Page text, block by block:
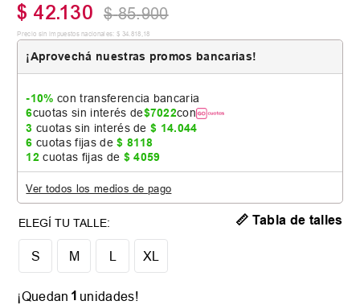
$ 42.130 $ 85.900
Precio sin impuestos nacionales: $ 34.818 ,18
¡Aprovechá nuestras promos bancarias!
-10% con transferencia bancaria
6cuotas sin interés de$7022con
3 cuotas sin interés de$ 14.044
6 cuotas fijas de$ 8118
12 cuotas fijas de $ 4059
Ver todos los medios de pago
S L
M XL
📏 Tabla de talles
¡Quedan 1 unidades!